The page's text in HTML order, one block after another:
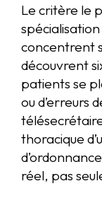
Le critère le
concentrent
découvrent
patients se
ou d’erreurs
thoracique
réel, pas